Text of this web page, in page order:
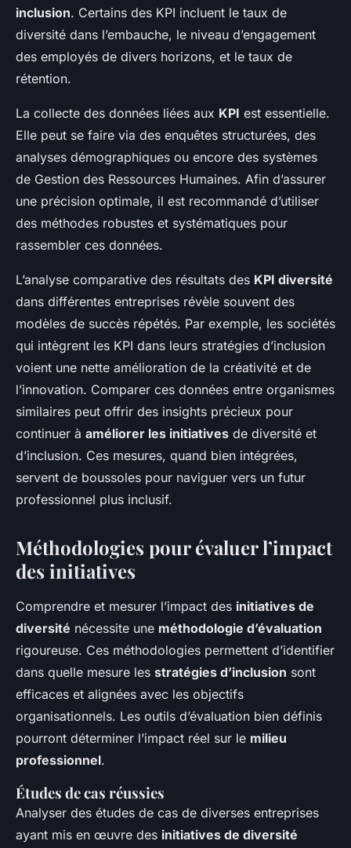
inclusion. Certains des KPI incluent le taux de
diversité dans l’embauche, le niveau d’engagement
des employés de divers horizons, et le taux de
rétention.
La collecte des données liées aux KPI est essentielle.
Elle peut se faire via des enquêtes structurées, des
analyses démographiques ou encore des systèmes
de Gestion des Ressources Humaines. Afin d’assurer
une précision optimale, il est recommandé d’utiliser
des méthodes robustes et systématiques pour
rassembler ces données.
L’analyse comparative des résultats des KPI diversité
dans différentes entreprises révèle souvent des
modèles de succès répétés. Par exemple, les sociétés
qui intègrent les KPI dans leurs stratégies d’inclusion
voient une nette amélioration de la créativité et de
l’innovation. Comparer ces données entre organismes
similaires peut offrir des insights précieux pour
continuer à améliorer les initiatives de diversité et
d’inclusion. Ces mesures, quand bien intégrées,
servent de boussoles pour naviguer vers un futur
professionnel plus inclusif.
Méthodologies pour évaluer l’impact
des initiatives
Comprendre et mesurer l’impact des initiatives de
diversité nécessite une méthodologie d’évaluation
rigoureuse. Ces méthodologies permettent d’identifier
dans quelle mesure les stratégies d’inclusion sont
efficaces et alignées avec les objectifs
organisationnels. Les outils d’évaluation bien définis
pourront déterminer l’impact réel sur le milieu
professionnel.
Études de cas réussies
Analyser des études de cas de diverses entreprises
ayant mis en œuvre des initiatives de diversité